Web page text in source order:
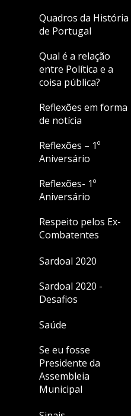
Quadros da História
de Portugal
Qual é a relação
entre Política e a
coisa pública?
Reflexões em forma
de notícia
Reflexões – 1º
Aniversário
Reflexões- 1º
Aniversário
Respeito pelos Ex-
Combatentes
Sardoal 2020
Sardoal 2020 -
Desafios
Saúde
Se eu fosse
Presidente da
Assembleia
Municipal